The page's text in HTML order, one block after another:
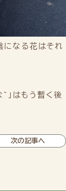
になる花はそれ
」はもう暫く後
次の記事へ